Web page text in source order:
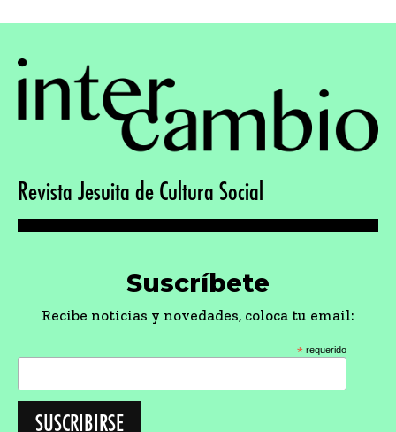
Revista Jesuita de Cultura Social
Suscríbete
Recibe noticias y novedades, coloca tu email:
* requerido